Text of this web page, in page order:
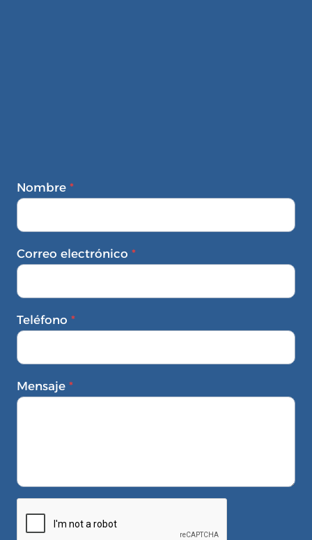
Nombre *
Correo electrónico *
Teléfono *
Mensaje *